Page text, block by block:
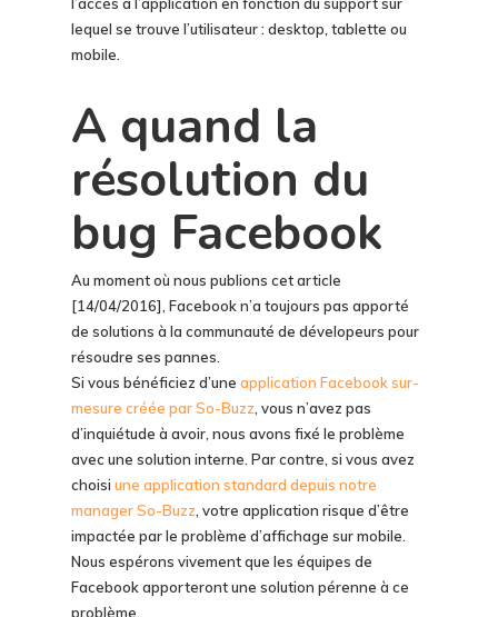
lequel se trouve l’utilisateur : desktop, tablette ou
mobile.
A quand la
résolution du
bug Facebook
Au moment où nous publions cet article
[14/04/2016], Facebook n’a toujours pas apporté
de solutions à la communauté de dévelopeurs pour
résoudre ses pannes.
Si vous bénéficiez d’une application Facebook sur-
mesure créée par So-Buzz , vous n’avez pas
d’inquiétude à avoir, nous avons fixé le problème
avec une solution interne. Par contre, si vous avez
choisi une application standard depuis notre
manager So-Buzz , votre application risque d’être
impactée par le problème d’affichage sur mobile.
Nous espérons vivement que les équipes de
Facebook apporteront une solution pérenne à ce
problème.